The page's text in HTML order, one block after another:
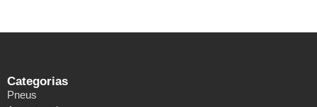
Categorias
Pneus